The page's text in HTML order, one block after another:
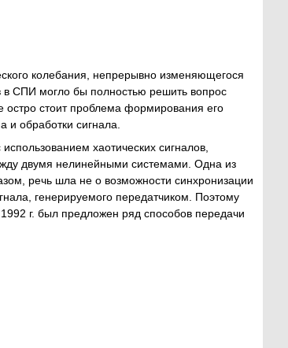
колебания, непрерывно изменяющегося
в СПИ могло бы полностью решить вопрос
остро стоит проблема формирования его
и обработки сигнала.
хаотических сигналов,
двумя нелинейными системами. Одна из
речь шла не о возможности синхронизации
генерируемого передатчиком. Поэтому
г. был предложен ряд способов передачи